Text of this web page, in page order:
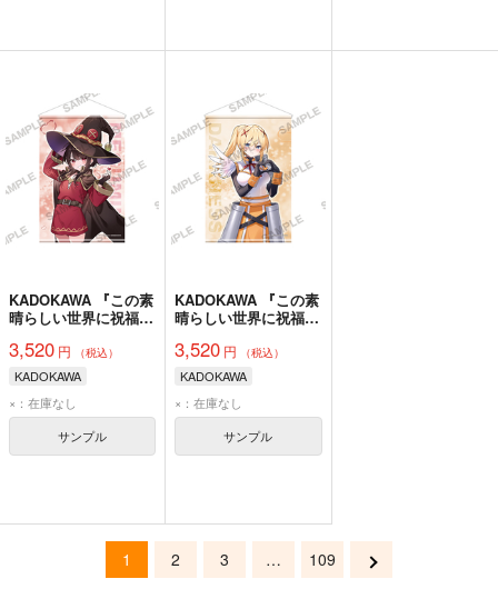
KADOKAWA 『この素
晴らしい世界に祝福
2026 描きおろしB2タ
ペストリー めぐみん
3,520 円 （税込）
KADOKAWA
×：在庫なし
サンプル
KADOKAWA 『この素
晴らしい世界に祝福
2026 描きおろしB2タ
ペストリー ダクネス
ストリー アクア
3,520 円 （税込）
KADOKAWA
×：在庫なし
サンプル
1 2 3 … 109